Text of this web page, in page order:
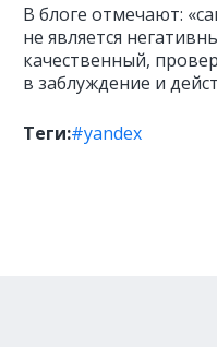
В блоге отмечают:
не является
качественный,
в заблуждение и
Теги:#yandex